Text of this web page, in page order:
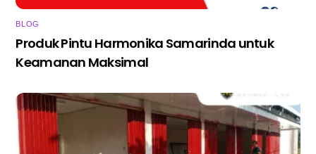
BLOG
Produk Pintu Harmonika Samarinda untuk
Keamanan Maksimal